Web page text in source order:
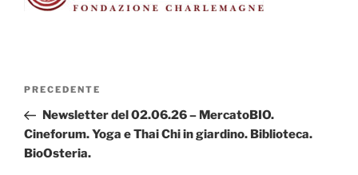
Navigazione
Articolo
precedente:
PRECEDENTE
Newsletter del 02.06.26 – MercatoBIO.
Cineforum. Yoga e Thai Chi in giardino. Biblioteca.
BioOsteria.